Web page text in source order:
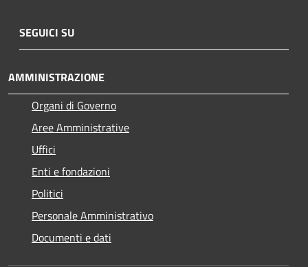
SEGUICI SU
AMMINISTRAZIONE
Organi di Governo
Aree Amministrative
Uffici
Enti e fondazioni
Politici
Personale Amministrativo
Documenti e dati